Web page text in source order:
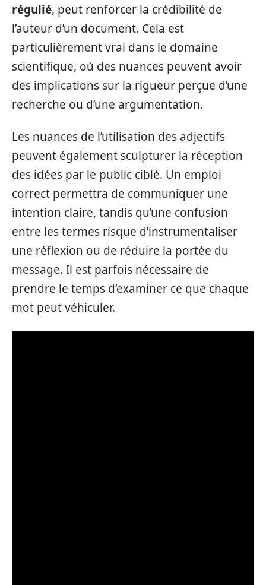
régulié, peut renforcer la crédibilité de
l’auteur d’un document. Cela est
particulièrement vrai dans le domaine
scientifique, où des nuances peuvent avoir
des implications sur la rigueur perçue d’une
recherche ou d’une argumentation.
Les nuances de l’utilisation des adjectifs
peuvent également sculpturer la réception
des idées par le public ciblé. Un emploi
correct permettra de communiquer une
intention claire, tandis qu’une confusion
entre les termes risque d’instrumentaliser
une réflexion ou de réduire la portée du
message. Il est parfois nécessaire de
prendre le temps d’examiner ce que chaque
mot peut véhiculer.